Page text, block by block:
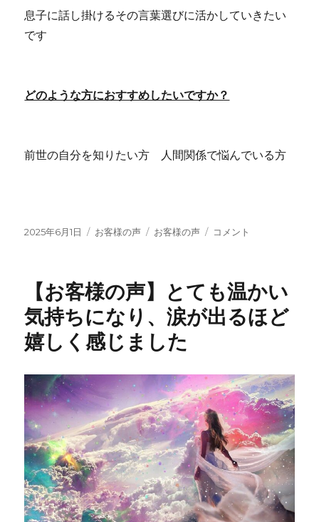
息子に話し掛けるその言葉選びに活かしていきたい
です
どのような方におすすめしたいですか？
前世の自分を知りたい方 人間関係で悩んでいる方
投
2025年6月1日
カ
ー
お客様の声
タ
お客様の声
【お
声】
私
が
ら
き
っ
と
私
の、
周
り
も
大
コメント
【お客様の声】とても温かい
気持ちになり、涙が出るほど
嬉しく感じました